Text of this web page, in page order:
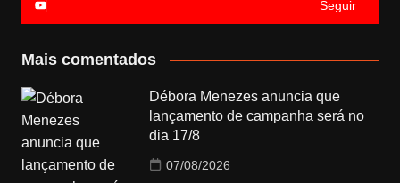
Seguir
Mais comentados
Débora Menezes anuncia que
lançamento de campanha será no
dia 17/8
07/08/2026